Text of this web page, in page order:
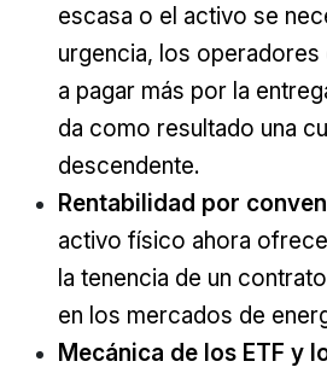
escasa o el activo se
urgencia, los
a pagar más por la
da como resultado una
descendente.
Rentabilidad por
activo físico ahora
la tenencia de un
en los mercados de
Mecánica de los ETF y